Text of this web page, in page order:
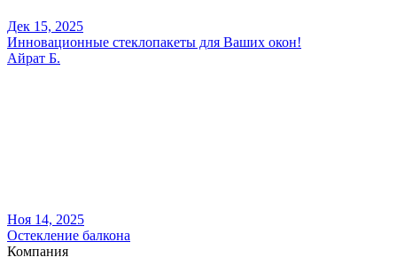
Дек 15, 2025
Инновационные стеклопакеты для Ваших окон!
Айрат Б.
Ноя 14, 2025
Остекление балкона
Компания